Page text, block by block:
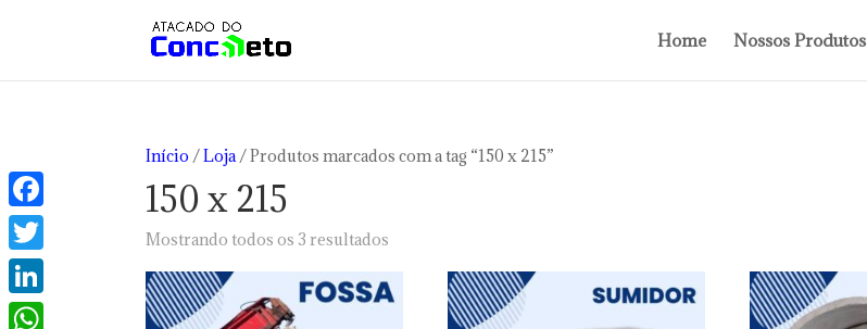
Home Nossos Produtos
Início /Loja/ Produtos marcados com a tag “150 x 215”
150 x 215
Mostrando todos os 3 resultados
preço:
Facebook
Twitter
LinkedIn